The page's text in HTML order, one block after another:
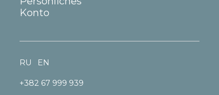
Konto
+382 67 999 939
RU EN